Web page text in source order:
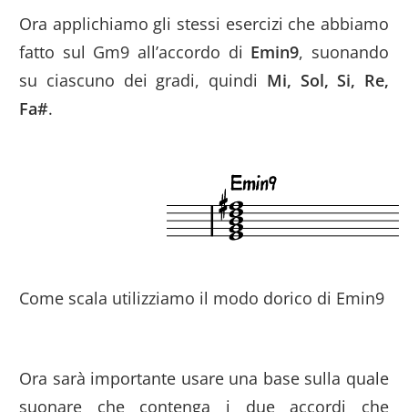
Ora applichiamo gli stessi esercizi che abbiamo
fatto sul Gm9 all’accordo di Emin9, suonando
su ciascuno dei gradi, quindi Mi, Sol, Si, Re,
Fa#.
Come scala utilizziamo il modo dorico di Emin9
Ora sarà importante usare una base sulla quale
suonare che contenga i due accordi che